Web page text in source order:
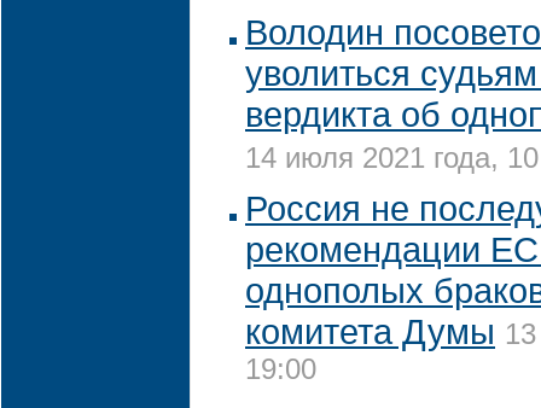
Володин
уволиться
вердикта об
14 июля 2021 года,
Россия не
рекомендации
однополых
комитета Думы
19:00